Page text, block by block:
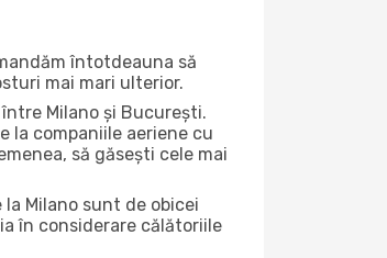
întotdeauna să
mai mari ulterior.
Milano și București.
la companiile aeriene cu
să găsești cele mai
Milano sunt de obicei
în considerare călătoriile